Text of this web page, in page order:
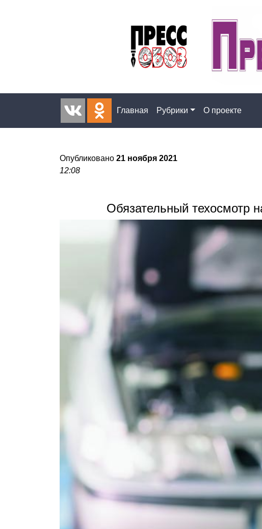
Главная Рубрики О проекте
Опубликовано 21 ноября 2021
12:08
Обязательный техосмотр